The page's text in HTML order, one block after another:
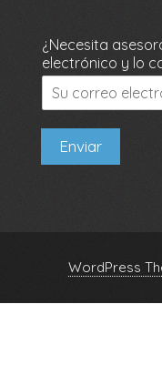
¿Necesita
electrónico y lo
Enviar
WordPress